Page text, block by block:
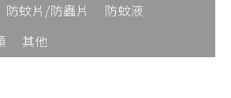
防蚊片/防蟲片
防蚊液
其他